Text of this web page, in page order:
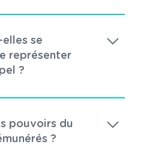
se
représenter
?
pouvoirs du
?